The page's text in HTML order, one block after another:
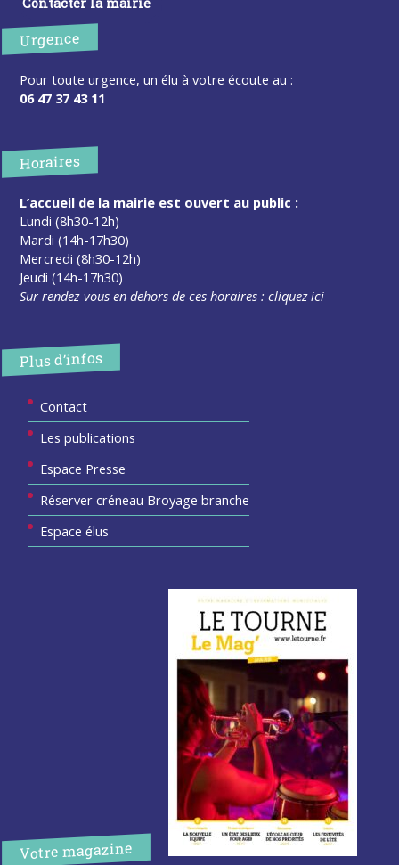
Urgence
Pour toute urgence, un élu à votre écoute au :
06 47 37 43 11
Horaires
L’accueil de la mairie est ouvert au public :
Lundi (8h30-12h)
Mardi (14h-17h30)
Mercredi (8h30-12h)
Jeudi (14h-17h30)
Sur rendez-vous en dehors de ces horaires :cliquez ici
Plus d’infos
Contact
Les publications
Espace Presse
Réserver créneau Broyage branche
Espace élus
Votre magazine